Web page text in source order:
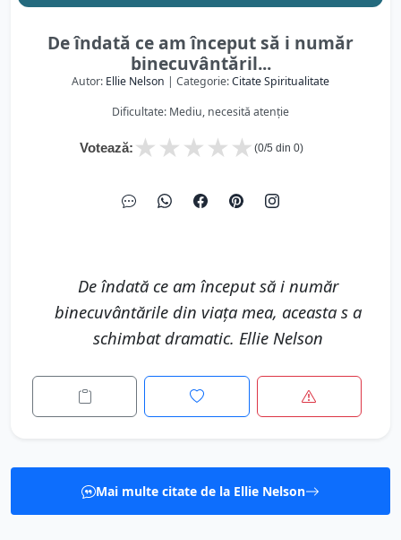
De îndată ce am început să i număr
binecuvântăril...
Autor: Ellie Nelson | Categorie:Citate Spiritualitate
Dificultate: Mediu, necesită atenție
Votează: ★
★
★
★
★ (0/5 din 0)
De îndată ce am început să i număr
binecuvântările din viața mea, aceasta s a
schimbat dramatic. Ellie Nelson
Mai multe citate de la Ellie Nelson